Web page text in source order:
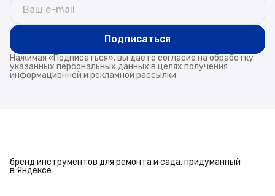
Подписаться
Нажимая «Подписаться», вы даете согласие на обработку
указанных персональных данных в целях получения
информационной и рекламной рассылки
бренд инструментов для ремонта и сада, придуманный
в Яндексе